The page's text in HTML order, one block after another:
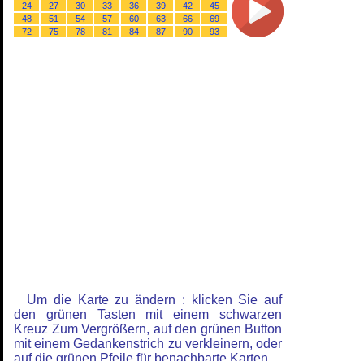
24
27 30 33 36 39 42
45
48
51 54 57 60 63 66
69
72
75 78 81 84 87 90 93
Um die Karte zu ändern : klicken Sie auf
den grünen Tasten mit einem schwarzen
Kreuz Zum Vergrößern, auf den grünen Button
mit einem Gedankenstrich zu verkleinern, oder
auf die grünen Pfeile für benachbarte Karten.